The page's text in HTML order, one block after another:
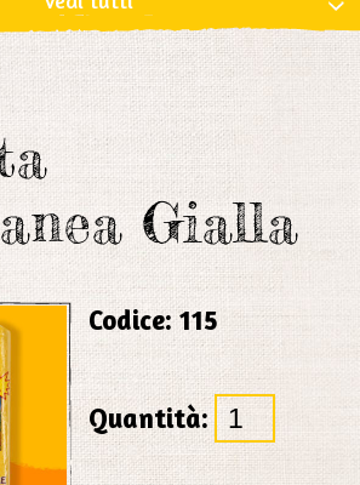
Gialla
Codice:115
Quantità: